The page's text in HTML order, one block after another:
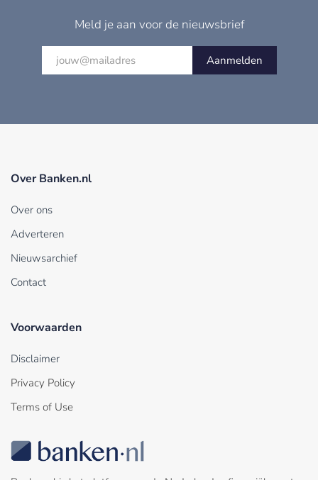
Meld je aan voor de nieuwsbrief
Aanmelden
Over Banken.nl
Over ons
Adverteren
Nieuwsarchief
Contact
Voorwaarden
Disclaimer
Privacy Policy
Terms of Use